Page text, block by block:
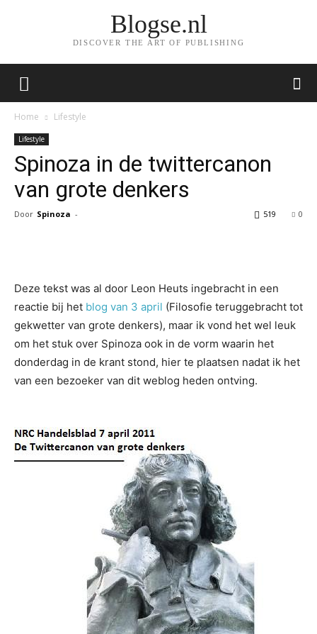
Blogse.nl
DISCOVER THE ART OF PUBLISHING
Home Lifestyle
Lifestyle
Spinoza in de twittercanon
van grote denkers
Door Spinoza - 0
519
Deze tekst was al door Leon Heuts ingebracht in een
reactie bij het blog van 3 april (Filosofie teruggebracht tot
gekwetter van grote denkers), maar ik vond het wel leuk
om het stuk over Spinoza ook in de vorm waarin het
donderdag in de krant stond, hier te plaatsen nadat ik het
van een bezoeker van dit weblog heden ontving.